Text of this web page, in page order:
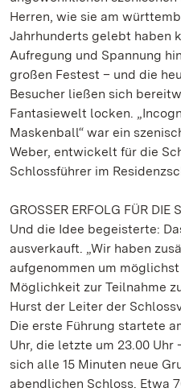
Herren, wie sie am
Jahrhunderts gelebt haben
Aufregung und Spannung
großen Festest – und die
Besucher ließen sich
Fantasiewelt locken.
Maskenball“ war ein
Weber, entwickelt für die
Schlossführer im
GROSSER ERFOLG FÜR DIE
Und die Idee begeisterte:
ausverkauft. „Wir haben
aufgenommen um
Möglichkeit zur Teilnahme
Hurst der Leiter der
Die erste Führung startete
Uhr, die letzte um 23.00
sich alle 15 Minuten neue
abendlichen Schloss. Etwa